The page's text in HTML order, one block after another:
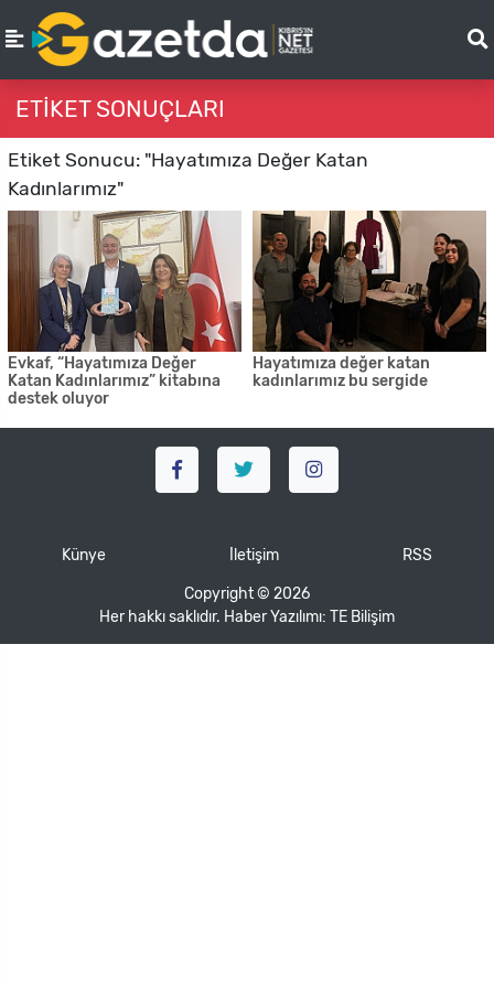
ETIKET SONUÇLARI
Etiket Sonucu: "Hayatımıza Değer Katan
Kadınlarımız"
Evkaf, “Hayatımıza Değer
Katan Kadınlarımız” kitabına
destek oluyor
Hayatımıza değer katan
kadınlarımız bu sergide
Künye İletişim RSS
Copyright © 2026
Her hakkı saklıdır. Haber Yazılımı: TE Bilişim